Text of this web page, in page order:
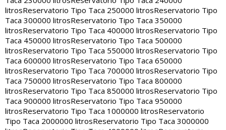
litrosReservatorio Tipo Taca 250000 litrosReservatorio Tipo
Taca 300000 litrosReservatorio Tipo Taca 350000
litrosReservatorio Tipo Taca 400000 litrosReservatorio Tipo
Taca 450000 litrosReservatorio Tipo Taca 500000
litrosReservatorio Tipo Taca 550000 litrosReservatorio Tipo
Taca 600000 litrosReservatorio Tipo Taca 650000
litrosReservatorio Tipo Taca 700000 litrosReservatorio Tipo
Taca 750000 litrosReservatorio Tipo Taca 800000
litrosReservatorio Tipo Taca 850000 litrosReservatorio Tipo
Taca 900000 litrosReservatorio Tipo Taca 950000
litrosReservatorio Tipo Taca 1000000 litrosReservatorio
Tipo Taca 2000000 litrosReservatorio Tipo Taca 3000000